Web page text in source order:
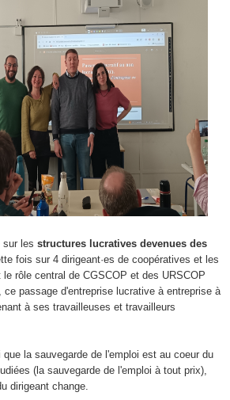
sur les structures lucratives devenues des
fois sur 4 dirigeant·es de coopératives et les
rôle central de CGSCOP et des URSCOP
passage d'entreprise lucrative à entreprise à
à ses travailleuses et travailleurs
la sauvegarde de l'emploi est au coeur du
(la sauvegarde de l'emploi à tout prix),
dirigeant change.